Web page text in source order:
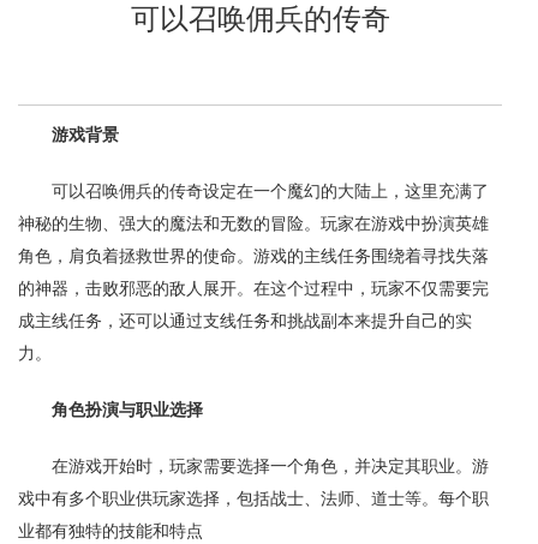
可以召唤佣兵的传奇
游戏背景
可以召唤佣兵的传奇设定在一个魔幻的大陆上，这里充满了
神秘的生物、强大的魔法和无数的冒险。玩家在游戏中扮演英雄
角色，肩负着拯救世界的使命。游戏的主线任务围绕着寻找失落
的神器，击败邪恶的敌人展开。在这个过程中，玩家不仅需要完
成主线任务，还可以通过支线任务和挑战副本来提升自己的实
力。
角色扮演与职业选择
在游戏开始时，玩家需要选择一个角色，并决定其职业。游
戏中有多个职业供玩家选择，包括战士、法师、道士等。每个职
业都有独特的技能和特点